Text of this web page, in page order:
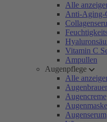
Alle
Anti-Aging-
Vitamin C
Ampullen
Augenpflege
Alle
Augencreme
Augenserum